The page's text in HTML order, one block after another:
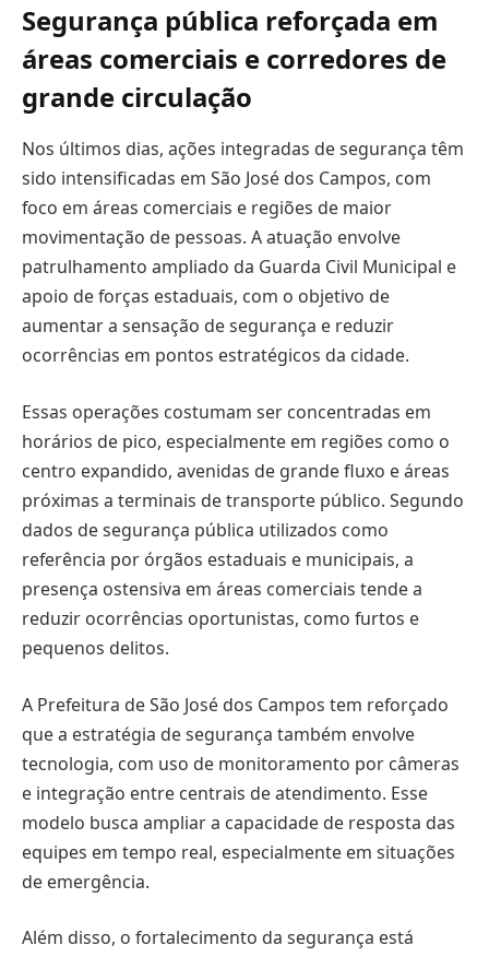
Segurança pública reforçada em
áreas comerciais e corredores de
grande circulação
Nos últimos dias, ações integradas de segurança têm
sido intensificadas em São José dos Campos, com
foco em áreas comerciais e regiões de maior
movimentação de pessoas. A atuação envolve
patrulhamento ampliado da Guarda Civil Municipal e
apoio de forças estaduais, com o objetivo de
aumentar a sensação de segurança e reduzir
ocorrências em pontos estratégicos da cidade.
Essas operações costumam ser concentradas em
horários de pico, especialmente em regiões como o
centro expandido, avenidas de grande fluxo e áreas
próximas a terminais de transporte público. Segundo
dados de segurança pública utilizados como
referência por órgãos estaduais e municipais, a
presença ostensiva em áreas comerciais tende a
reduzir ocorrências oportunistas, como furtos e
pequenos delitos.
A Prefeitura de São José dos Campos tem reforçado
que a estratégia de segurança também envolve
tecnologia, com uso de monitoramento por câmeras
e integração entre centrais de atendimento. Esse
modelo busca ampliar a capacidade de resposta das
equipes em tempo real, especialmente em situações
de emergência.
Além disso, o fortalecimento da segurança está